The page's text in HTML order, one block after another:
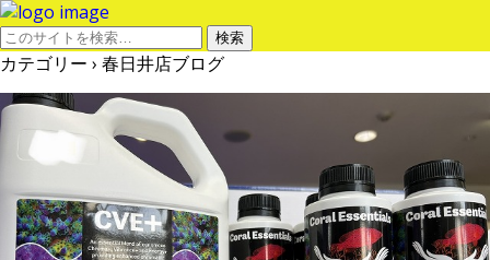
カテゴリー › 春日井店ブログ